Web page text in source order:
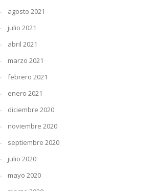
agosto 2021
julio 2021
abril 2021
marzo 2021
febrero 2021
enero 2021
diciembre 2020
noviembre 2020
septiembre 2020
julio 2020
mayo 2020